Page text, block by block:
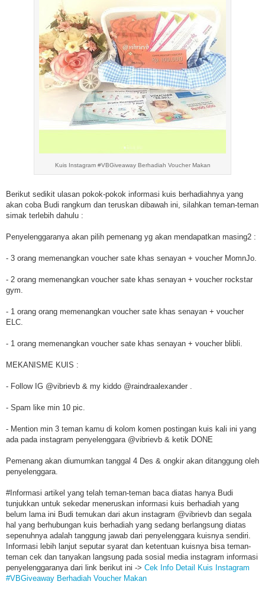
Kuis Instagram #VBGiveaway Berhadiah Voucher Makan
Berikut sedikit ulasan pokok-pokok informasi kuis berhadiahnya yang
akan coba Budi rangkum dan teruskan dibawah ini, silahkan teman-teman
simak terlebih dahulu :
Penyelenggaranya akan pilih pemenang yg akan mendapatkan masing2 :
- 3 orang memenangkan voucher sate khas senayan + voucher MomnJo.
- 2 orang memenangkan voucher sate khas senayan + voucher rockstar
gym.
- 1 orang orang memenangkan voucher sate khas senayan + voucher
ELC.
- 1 orang memenangkan voucher sate khas senayan + voucher blibli.
MEKANISME KUIS :
- Follow IG @vibrievb & my kiddo @raindraalexander .
- Spam like min 10 pic.
- Mention min 3 teman kamu di kolom komen postingan kuis kali ini yang
ada pada instagram penyelenggara @vibrievb & ketik DONE
Pemenang akan diumumkan tanggal 4 Des & ongkir akan ditanggung oleh
penyelenggara.
#Informasi artikel yang telah teman-teman baca diatas hanya Budi
tunjukkan untuk sekedar meneruskan informasi kuis berhadiah yang
belum lama ini Budi temukan dari akun instagram @vibrievb dan segala
hal yang berhubungan kuis berhadiah yang sedang berlangsung diatas
sepenuhnya adalah tanggung jawab dari penyelenggara kuisnya sendiri.
Informasi lebih lanjut seputar syarat dan ketentuan kuisnya bisa teman-
teman cek dan tanyakan langsung pada sosial media instagram informasi
penyelenggaranya dari link berikut ini -> Cek Info Detail Kuis Instagram
#VBGiveaway Berhadiah Voucher Makan